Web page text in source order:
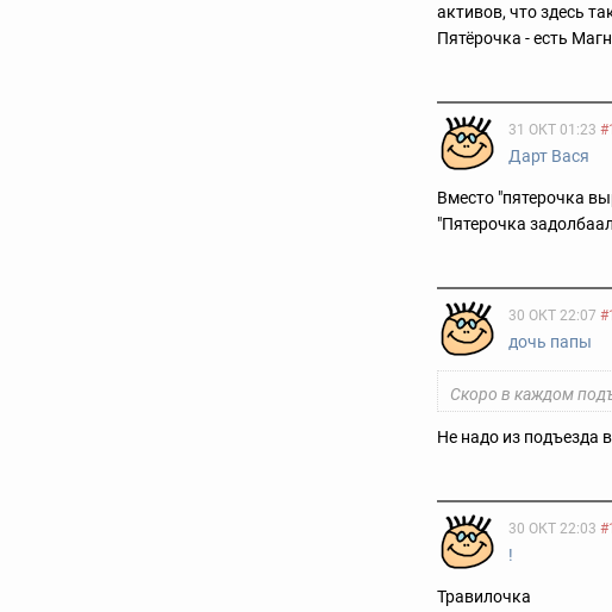
активов, что здесь
Пятёрочка - есть
31 ОКТ 01:23
Дарт Вася
Вместо "пятерочка
"Пятерочка
30 ОКТ 22:07
дочь папы
Скоро в каждом
Не надо из подъезда
30 ОКТ 22:03
!
Травилочка